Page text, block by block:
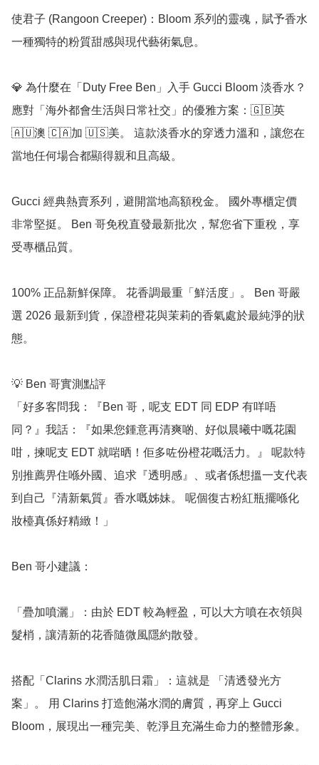
使君子 (Rangoon Creeper)：Bloom 系列的靈魂，賦予香水
一種獨特的粉質甜感與現代藝術氣息。
💎 為什麼在「Duty Free Ben」入手 Gucci Bloom 淡香水？
應對「海外都會生活與日常社交」的優雅方案：🇬🇧英
🇦🇺澳 🇨🇦加 🇺🇸美。 這款淡香水的穿透力溫和，讓您在
當地任何場合都顯得親和且高級。
Gucci 經典熱賣系列，避開當地高額稅金。 國外專櫃定價
非常堅挺。 Ben 哥免稅直發最新批次，幫您省下重稅，享
受專櫃品質。
100% 正品新鮮保障。 花香調最重「鮮活度」。 Ben 哥嚴
選 2026 最新到貨，保證橙花與茉莉的香氣處於最純淨的狀
態。
💡 Ben 哥實測點評
「好多客問我：『Ben 哥，呢支 EDT 同 EDP 有咩唔
同？』我話：『如果您鍾意再清爽啲、好似晨曦中嘅花園
咁，揀呢支 EDT 就啱晒！佢多咗份橙花嘅活力。』 呢款特
別推薦畀住喺外國、追求『透明感』、或者係想搵一支代表
到自己『清新氣質』香水嘅姊妹。 呢個復古粉紅瓶擺喺化
妝檯真係好精緻！」
Ben 哥小建議：
「疊加噴灑」：由於 EDT 較為輕盈，可以大方噴在衣領與
髮梢，讓清新的花香隨微風隱約散發。
搭配「Clarins 水潤活肌日霜」：這就是 「清透發光方
案」。 用 Clarins 打造飽滿水潤的膚質，再穿上 Gucci
Bloom，展現出一種完美、乾淨且充滿生命力的整體形象。